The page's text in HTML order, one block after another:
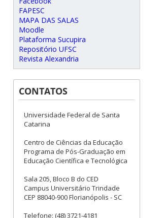
FAPESC
MAPA DAS SALAS
Moodle
Plataforma Sucupira
Repositório UFSC
Revista Alexandria
CONTATOS
Universidade Federal de Santa
Catarina
Centro de Ciências da Educação
Programa de Pós-Graduação em
Educação Científica e Tecnológica
Sala 205, Bloco B do CED
Campus Universitário Trindade
CEP 88040-900 Florianópolis - SC
Telefone: (48) 3721-4181